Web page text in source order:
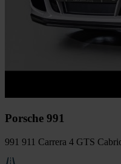
Porsche 991
991 911 Carrera 4 GTS